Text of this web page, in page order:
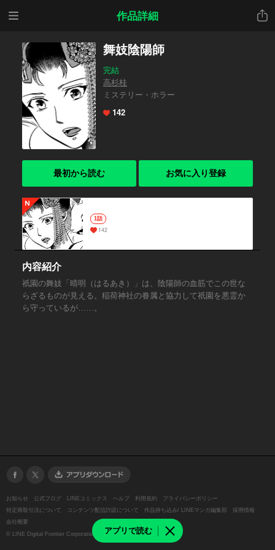
作品詳細
共有
アプリで読む
舞妓陰陽師
完結
高杉桂
ミステリー・ホラー
142
最初から読む お気に入り登録
1話
142
内容紹介
祇園の舞妓「晴明（はるあき）」は、陰陽師の血筋でこの世な
らざるものが見える。稲荷神社の眷属と協力して祇園を悪霊か
ら守っているが……。
お知らせ 公式ブログ LINEコミックス ヘルプ 利用規約
プライバシーポリシー
特定商取引法について
コンテンツ配信許諾について 作品持ち込み/ LINEマンガ編集部
採用情報
会社概要
© LINE Digital Frontier Corporation